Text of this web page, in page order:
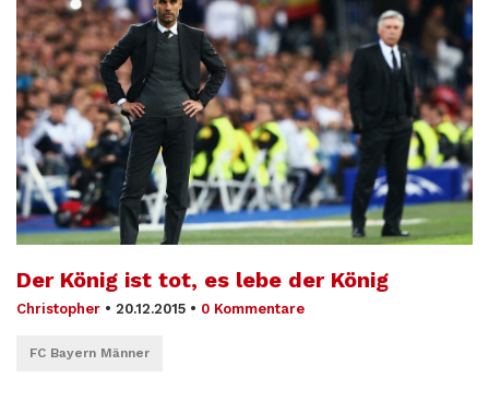
Der König ist tot, es lebe der König
Christopher • 20.12.2015 • 0 Kommentare
FC Bayern Männer